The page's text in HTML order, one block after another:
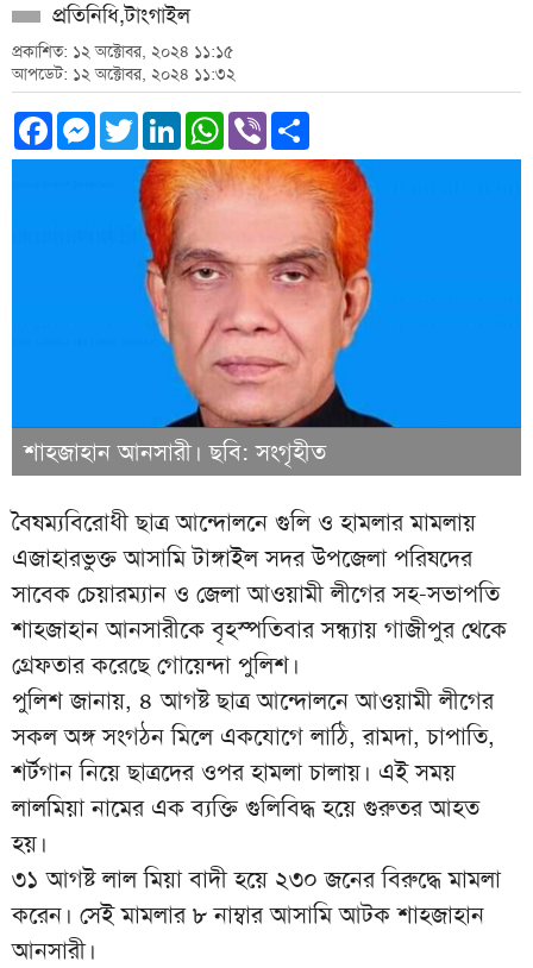
প্রতিনিধি,টাংগাইল
প্রকাশিত: ১২ অক্টোবর, ২০২৪ ১১:১৫
আপডেট: ১২ অক্টোবর, ২০২৪ ১১:৩২
Facebook
Messenger
TwitterLinkedInWhatsApp
Viber
শাহজাহান আনসারী। ছবি: সংগৃহীত
বৈষম্যবিরোধী ছাত্র আন্দোলনে গুলি ও হামলার মামলায়
এজাহারভুক্ত আসামি টাঙ্গাইল সদর উপজেলা পরিষদের
সাবেক চেয়ারম্যান ও জেলা আওয়ামী লীগের সহ-সভাপতি
শাহজাহান আনসারীকে বৃহস্পতিবার সন্ধ্যায় গাজীপুর থেকে
গ্রেফতার করেছে গোয়েন্দা পুলিশ।
পুলিশ জানায়, ৪ আগষ্ট ছাত্র আন্দোলনে আওয়ামী লীগের
সকল অঙ্গ সংগঠন মিলে একযোগে লাঠি, রামদা, চাপাতি,
শর্টগান নিয়ে ছাত্রদের ওপর হামলা চালায়। এই সময়
লালমিয়া নামের এক ব্যক্তি গুলিবিদ্ধ হয়ে গুরুতর আহত
হয়।
৩১ আগষ্ট লাল মিয়া বাদী হয়ে ২৩০ জনের বিরুদ্ধে মামলা
করেন। সেই মামলার ৮ নাম্বার আসামি আটক শাহজাহান
আনসারী।